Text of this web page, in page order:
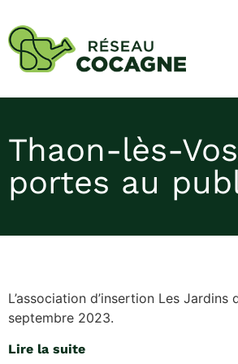
Thaon-lès-
portes au
L’association d’insertion Les
septembre 2023.
Lire la suite